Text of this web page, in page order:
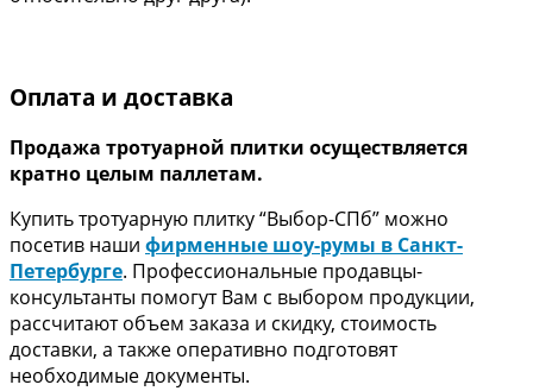
Оплата и доставка
Продажа тротуарной плитки осуществляется
кратно целым паллетам.
Купить тротуарную плитку “Выбор-СПб” можно
посетив наши фирменные шоу-румы в Санкт-
Петербурге. Профессиональные продавцы-
консультанты помогут Вам с выбором продукции,
рассчитают объем заказа и скидку, стоимость
доставки, а также оперативно подготовят
необходимые документы.